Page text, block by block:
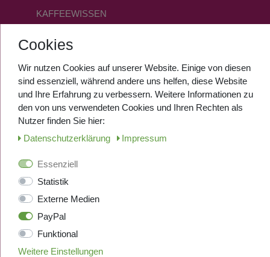
KAFFEEWISSEN
GLOSSAR
SERVICE
ANMELDEN
REGISTRIEREN
SOCIALMEDIA
Cookies
Wir nutzen Cookies auf unserer Website. Einige von diesen
sind essenziell, während andere uns helfen, diese Website
und Ihre Erfahrung zu verbessern. Weitere Informationen zu
den von uns verwendeten Cookies und Ihren Rechten als
Nutzer finden Sie hier:
Daten­schutz­erklärung
Impressum
Essenziell
Statistik
Externe Medien
PayPal
Funktional
Weitere Einstellungen